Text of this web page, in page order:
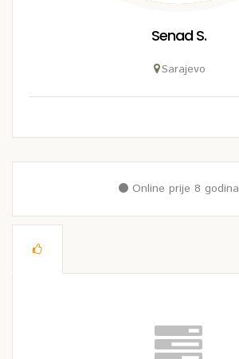
Senad S.
Sarajevo
Online prije 8 godina